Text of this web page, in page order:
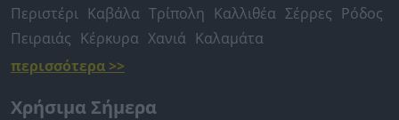
Περιστέρι Καβάλα Τρίπολη Καλλιθέα Σέρρες Ρόδος
Πειραιάς Κέρκυρα Χανιά Καλαμάτα
περισσότερα >>
Χρήσιμα Σήμερα